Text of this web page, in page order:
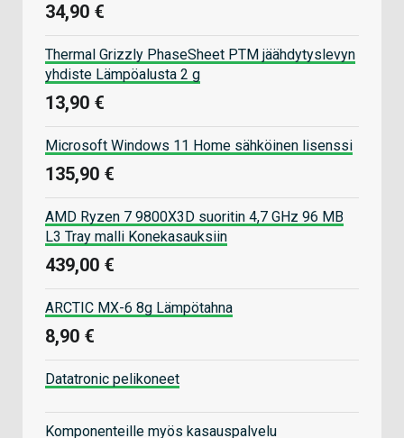
34,90 €
Thermal Grizzly PhaseSheet PTM jäähdytyslevyn
yhdiste Lämpöalusta 2 g
13,90 €
Microsoft Windows 11 Home sähköinen lisenssi
135,90 €
AMD Ryzen 7 9800X3D suoritin 4,7 GHz 96 MB
L3 Tray malli Konekasauksiin
439,00 €
ARCTIC MX-6 8g Lämpötahna
8,90 €
Datatronic pelikoneet
Komponenteille myös kasauspalvelu